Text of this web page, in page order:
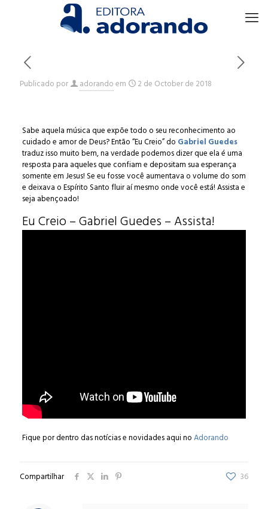
Publicado por adorandoem 2 de October de 2018
Sabe aquela música que expõe todo o seu reconhecimento ao
cuidado e amor de Deus? Então “Eu Creio” do Gabriel Guedes
traduz isso muito bem, na verdade podemos dizer que ela é uma
resposta para aqueles que confiam e depositam sua esperança
somente em Jesus! Se eu fosse você aumentava o volume do som
e deixava o Espírito Santo fluir aí mesmo onde você está! Assista e
seja abençoado!
Eu Creio – Gabriel Guedes – Assista!
Fique por dentro das notícias e novidades aqui noAdorando
Compartilhar 36